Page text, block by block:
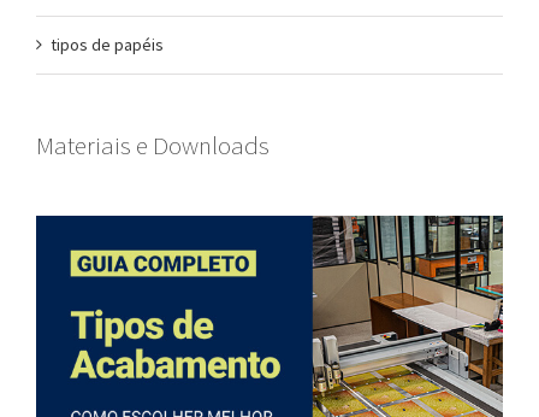
tipos de papéis
Materiais e Downloads